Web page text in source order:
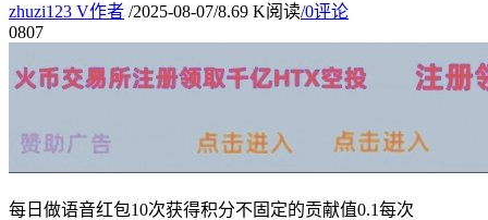
zhuzi123 V作者 /2025-08-07/8.69 K阅读/0评论
0807
每日做语音红包10次获得积分不固定的贡献值0.1每次